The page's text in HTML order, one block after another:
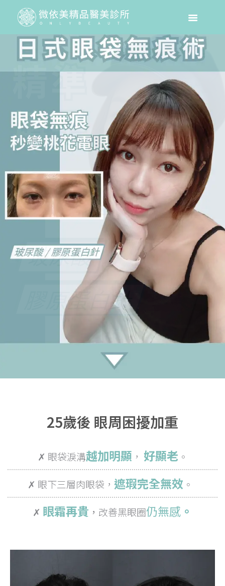
25歲後 眼周困擾加重
✗ 眼袋淚溝越加明顯 ， 好顯老 。
✗ 眼下三層肉眼袋， 遮瑕完全無效 。
✗ 眼霜再貴 ， 改善黑眼圈仍無感 。